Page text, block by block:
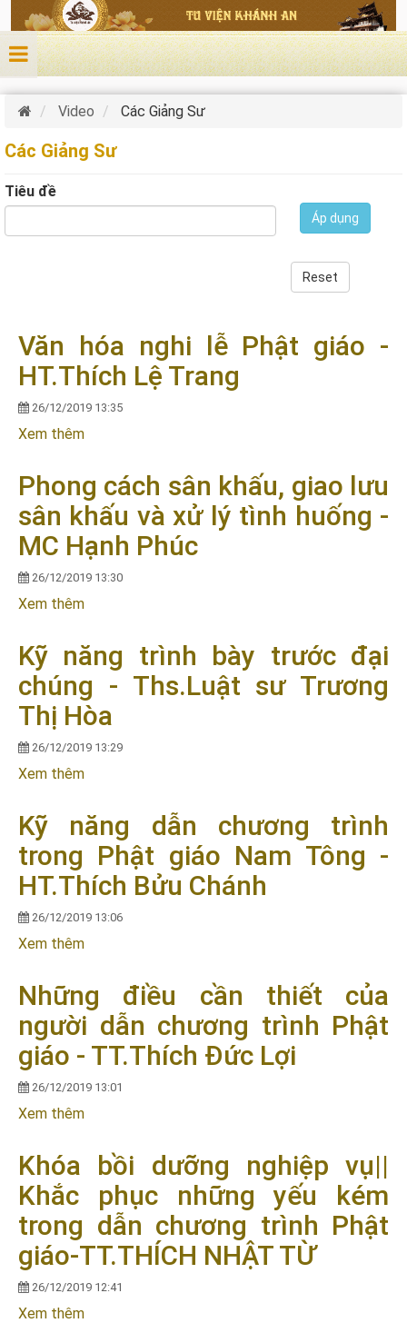
Nhảy đến nội dung
Video Các Giảng Sư
Các Giảng Sư
Tiêu đề
Áp dụng
Reset
Văn hóa nghi lễ Phật giáo -
HT.Thích Lệ Trang
26/12/2019 13:35
Xem thêm
Phong cách sân khấu, giao lưu
sân khấu và xử lý tình huống -
MC Hạnh Phúc
26/12/2019 13:30
Xem thêm
Kỹ năng trình bày trước đại
chúng - Ths.Luật sư Trương
Thị Hòa
26/12/2019 13:29
Xem thêm
Kỹ năng dẫn chương trình
trong Phật giáo Nam Tông -
HT.Thích Bửu Chánh
26/12/2019 13:06
Xem thêm
Những điều cần thiết của
người dẫn chương trình Phật
giáo - TT.Thích Đức Lợi
26/12/2019 13:01
Xem thêm
Khóa bồi dưỡng nghiệp vụ||
Khắc phục những yếu kém
trong dẫn chương trình Phật
giáo-TT.THÍCH NHẬT TỪ
26/12/2019 12:41
Xem thêm